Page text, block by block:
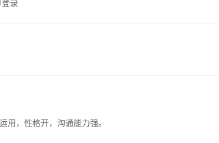
登录
用，性格开，沟通能力强。